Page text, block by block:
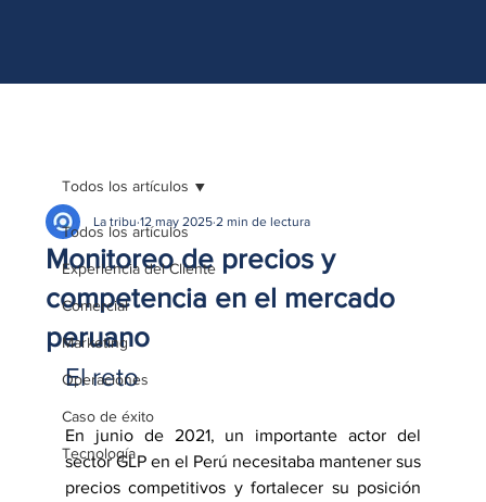
Todos los artículos
Experiencia del Cliente
Comercial
Marketing
Operaciones
Caso de éxito
Tecnología
Todos los artículos
Monitoreo de precios y
competencia en el mercado
peruano
La tribu 12 may 2025 2 min de lectura
El reto
En junio de 2021, un importante actor del
sector GLP en el Perú necesitaba mantener sus
precios competitivos y fortalecer su posición